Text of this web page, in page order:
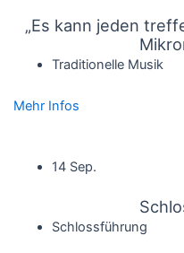
„Es kann jeden
Traditionelle Musik
Mehr Infos
14 Sep.
Schlossführung